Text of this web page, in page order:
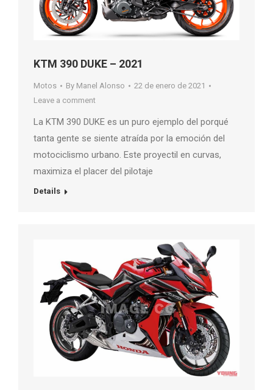
KTM 390 DUKE – 2021
Motos By Manel Alonso
22 de enero de 2021
Leave a comment
La KTM 390 DUKE es un puro ejemplo del porqué
tanta gente se siente atraída por la emoción del
motociclismo urbano. Este proyectil en curvas,
maximiza el placer del pilotaje
Details